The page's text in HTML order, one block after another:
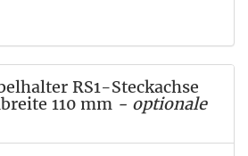
RS1-Steckachse
110 mm - optionale